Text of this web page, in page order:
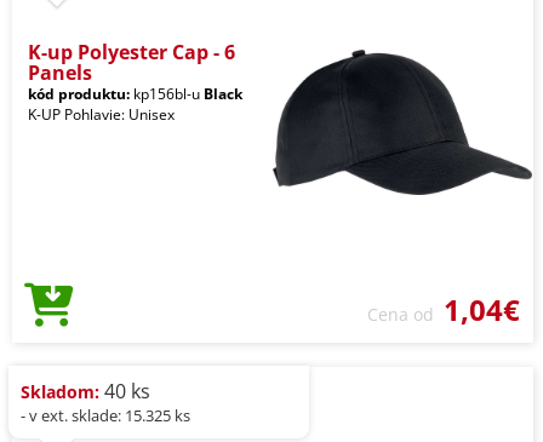
K-up Polyester Cap - 6
Panels
kód produktu: kp156bl-u Black
K-UP Pohlavie: Unisex
Cena od 1,04€
Skladom: 40 ks
- v ext. sklade: 15.325 ks